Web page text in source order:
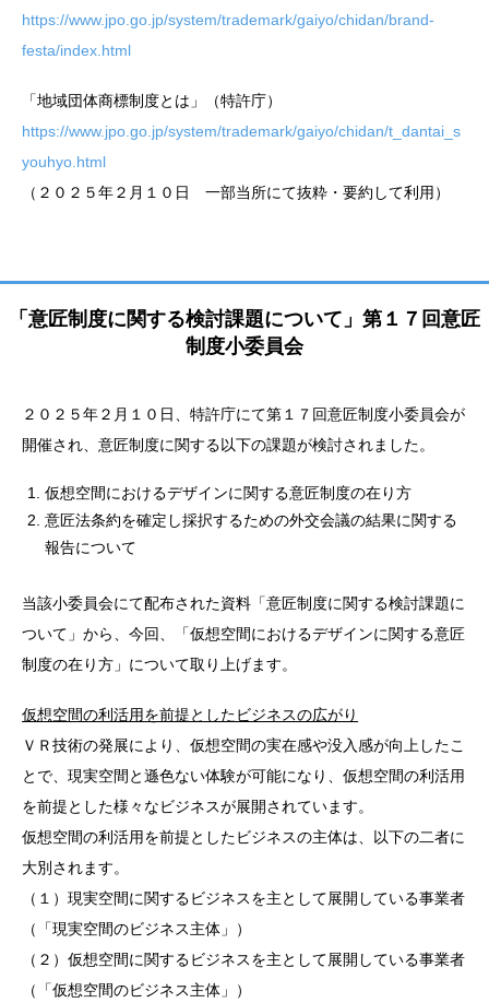
https://www.jpo.go.jp/system/trademark/gaiyo/chidan/brand-
festa/index.html
「地域団体商標制度とは」（特許庁）
https://www.jpo.go.jp/system/trademark/gaiyo/chidan/t_dantai_s
youhyo.html
（２０２５年２月１０日 一部当所にて抜粋・要約して利用）
「意匠制度に関する検討課題について」第１７回意匠
制度小委員会
２０２５年２月１０日、特許庁にて第１７回意匠制度⼩委員会が
開催され、意匠制度に関する以下の課題が検討されました。
仮想空間におけるデザインに関する意匠制度の在り⽅
意匠法条約を確定し採択するための外交会議の結果に関する
報告について
当該⼩委員会にて配布された資料「意匠制度に関する検討課題に
ついて」から、今回、「仮想空間におけるデザインに関する意匠
制度の在り方」について取り上げます。
仮想空間の利活用を前提としたビジネスの広がり
ＶＲ技術の発展により、仮想空間の実在感や没入感が向上したこ
とで、現実空間と遜色ない体験が可能になり、仮想空間の利活用
を前提とした様々なビジネスが展開されています。
仮想空間の利活用を前提としたビジネスの主体は、以下の二者に
大別されます。
（１）現実空間に関するビジネスを主として展開している事業者
（「現実空間のビジネス主体」）
（２）仮想空間に関するビジネスを主として展開している事業者
（「仮想空間のビジネス主体」）